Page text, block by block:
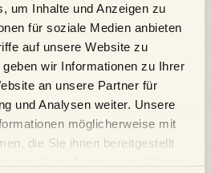
um Inhalte und Anzeigen zu
für soziale Medien anbieten
auf unsere Website zu
wir Informationen zu Ihrer
an unsere Partner für
und Analysen weiter. Unsere
möglicherweise mit
die Sie ihnen bereitgestellt
Kalender abonnieren